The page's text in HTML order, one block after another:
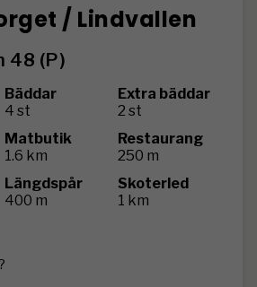
/ Lindvallen
48 (P)
Bäddar
4 st
Extra bäddar
2 st
Matbutik
1.6 km
Restaurang
250 m
Längdspår
400 m
Skoterled
1 km